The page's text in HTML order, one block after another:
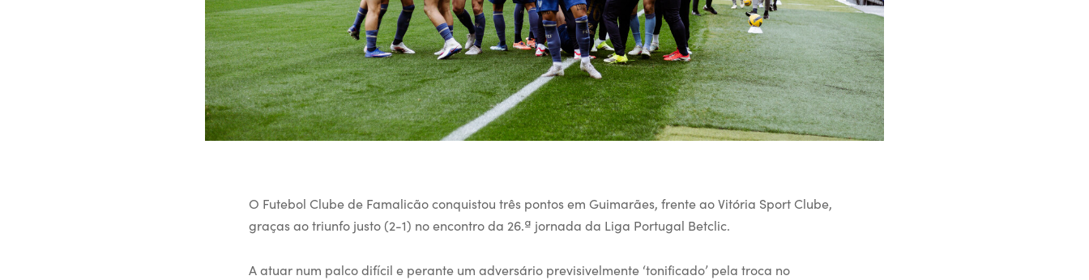
O Futebol Clube de Famalicão conquistou três pontos em Guimarães, frente ao Vitória Sport Clube,
graças ao triunfo justo (2-1) no encontro da 26.ª jornada da Liga Portugal Betclic.
A atuar num palco difícil e perante um adversário previsivelmente ‘tonificado’ pela troca no